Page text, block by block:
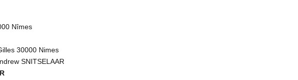
Nîmes
30000 Nimes
SNITSELAAR